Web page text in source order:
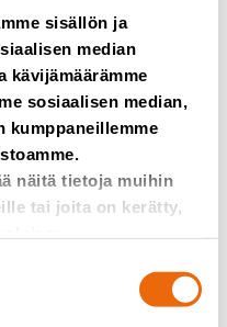
sisällön ja
median
kävijämäärämme
sosiaalisen median,
kumppaneillemme
näitä tietoja muihin
tai joita on kerätty,
paitsi
myös taloudellisesti.
omistajalle kuin
osuudet
merkittävästi uuden
Ero
runkorakenteet